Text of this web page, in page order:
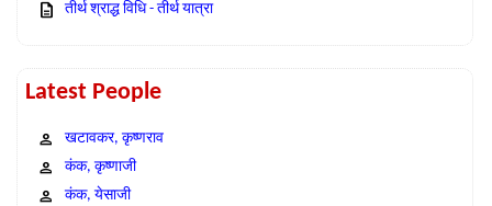
तीर्थ श्राद्ध विधि - तीर्थ यात्रा
Latest People
खटावकर, कृष्णराव
कंक, कृष्णाजी
कंक, येसाजी